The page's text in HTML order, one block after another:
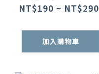
NT$190 ~ NT$290
加入購物車